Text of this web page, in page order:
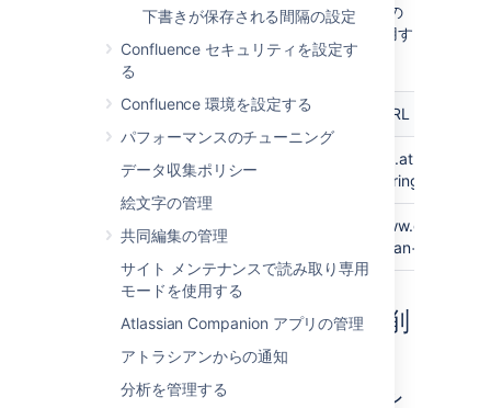
下書きが保存される間隔の設定
Confluence セキュリティを設定す
る
Confluence 環境を設定する
パフォーマンスのチューニング
データ収集ポリシー
絵文字の管理
共同編集の管理
サイト メンテナンスで読み取り専用
モードを使用する
Atlassian Companion アプリの管理
アトラシアンからの通知
分析を管理する
大文字/小文字を区別します。たとえば、上記の
スクリーンショットに示されているキーを使用す
ると次のようになります。
リンク
入力内容 結果の URL
CONF-1000@JIRA
http://
searchString=CONF-
Google
Atlassian
Confluence@Google
http://
ショートカット リンクの削
ショートカット リンクは、管理コンソールの
シ